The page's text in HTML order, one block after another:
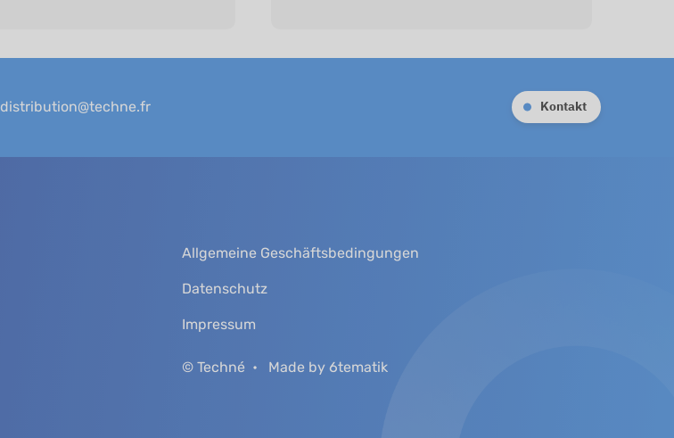
distribution@techne.fr Kontakt
Allgemeine Geschäftsbedingungen
Datenschutz
Impressum
© Techné Made by 6tematik